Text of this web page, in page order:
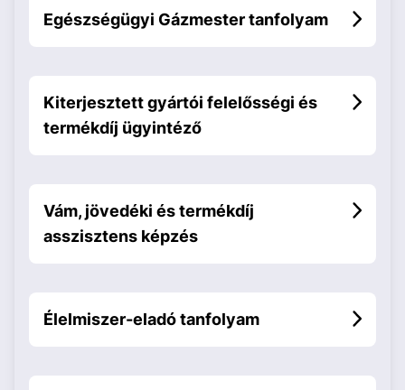
Egészségügyi Gázmester tanfolyam
Kiterjesztett gyártói felelősségi és
termékdíj ügyintéző
Vám, jövedéki és termékdíj
asszisztens képzés
Élelmiszer-eladó tanfolyam